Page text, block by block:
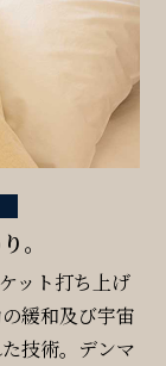
。
ット打ち上げ
緩和及び宇宙
技術。デンマ